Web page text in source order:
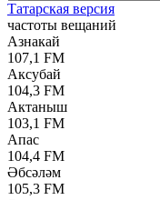
Татарская версия
частоты вещаний
Азнакай
107,1 FM
Аксубай
104,3 FM
Актаныш
103,1 FM
Апас
104,4 FM
Әбсәләм
105,3 FM